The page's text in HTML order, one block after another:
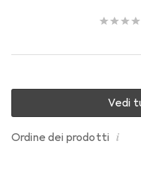
Ordine dei prodotti i
Vedi